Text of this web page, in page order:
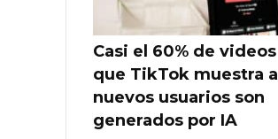
Casi el 60% de videos
que TikTok muestra a
nuevos usuarios son
generados por IA